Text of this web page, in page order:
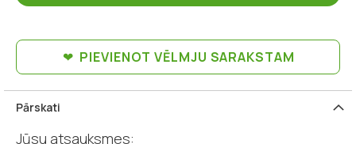
PIEVIENOT VĒLMJU SARAKSTAM
Pārskati
Jūsu atsauksmes: